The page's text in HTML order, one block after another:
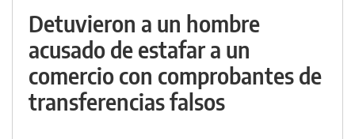
Detuvieron a un hombre
acusado de estafar a un
comercio con comprobantes de
transferencias falsos